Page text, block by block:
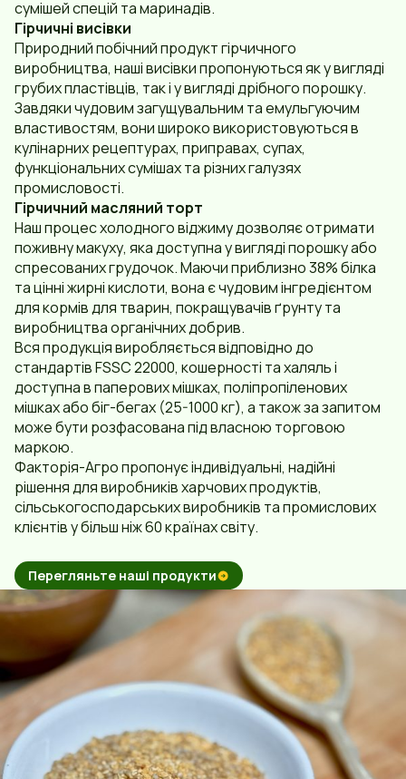
сумішей спецій та маринадів.
Гірчичні висівки
Природний побічний продукт гірчичного
виробництва, наші висівки пропонуються як у вигляді
грубих пластівців, так і у вигляді дрібного порошку.
Завдяки чудовим загущувальним та емульгуючим
властивостям, вони широко використовуються в
кулінарних рецептурах, приправах, супах,
функціональних сумішах та різних галузях
промисловості.
Гірчичний масляний торт
Наш процес холодного віджиму дозволяє отримати
поживну макуху, яка доступна у вигляді порошку або
спресованих грудочок. Маючи приблизно 38% білка
та цінні жирні кислоти, вона є чудовим інгредієнтом
для кормів для тварин, покращувачів ґрунту та
виробництва органічних добрив.
Вся продукція виробляється відповідно до
стандартів FSSC 22000, кошерності та халяль і
доступна в паперових мішках, поліпропіленових
мішках або біг-бегах (25-1000 кг), а також за запитом
може бути розфасована під власною торговою
маркою.
Факторія-Агро пропонує індивідуальні, надійні
рішення для виробників харчових продуктів,
сільськогосподарських виробників та промислових
клієнтів у більш ніж 60 країнах світу.
Перегляньте наші продукти